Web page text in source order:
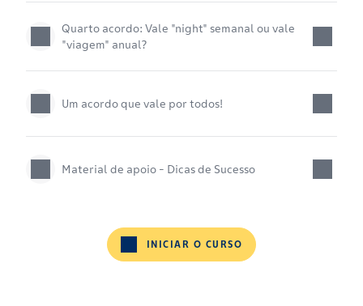
Quarto acordo: Vale "night" semanal ou vale
"viagem" anual?
Um acordo que vale por todos!
Material de apoio - Dicas de Sucesso
INICIAR O CURSO